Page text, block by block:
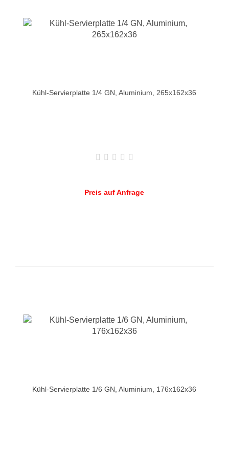
Kühl-Servierplatte 1/4 GN, Aluminium, 265x162x36
Preis auf Anfrage
Kühl-Servierplatte 1/6 GN, Aluminium, 176x162x36